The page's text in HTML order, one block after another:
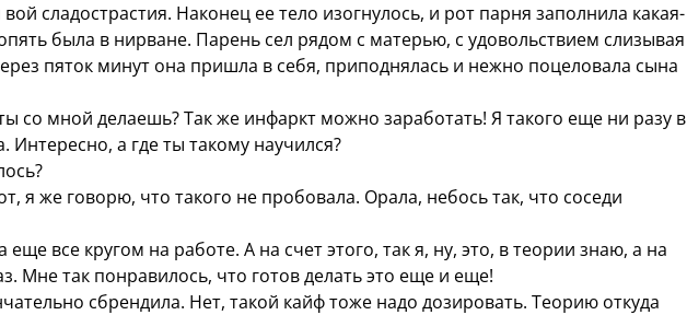
сладострастия. Наконец ее тело изогнулось, и рот парня заполнила какая-
была в нирване. Парень сел рядом с матерью, с удовольствием слизывая
пяток минут она пришла в себя, приподнялась и нежно поцеловала сына
со мной делаешь? Так же инфаркт можно заработать! Я такого еще ни разу в
а где ты такому научился?
я же говорю, что такого не пробовала. Орала, небось так, что соседи
все кругом на работе. А на счет этого, так я, ну, это, в теории знаю, а на
Мне так понравилось, что готов делать это еще и еще!
сбрендила. Нет, такой кайф тоже надо дозировать. Теорию откуда